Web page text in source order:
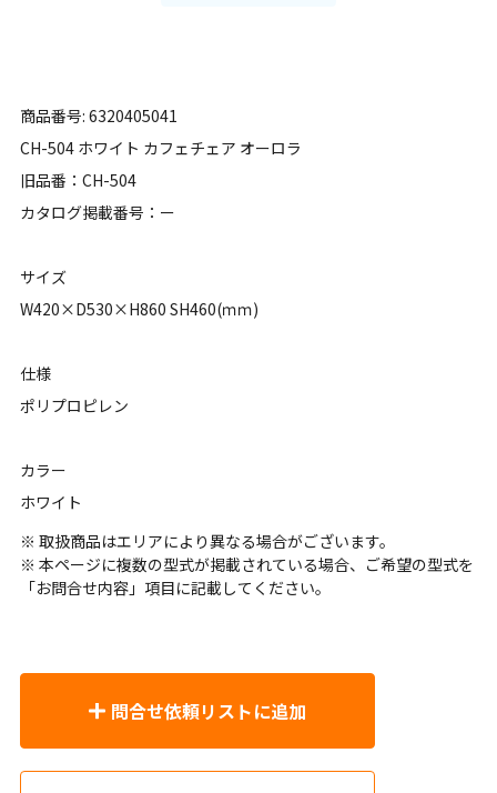
商品番号: 6320405041
CH-504 ホワイト カフェチェア オーロラ
旧品番：CH-504
カタログ掲載番号：ー
サイズ
W420×D530×H860 SH460(ｍｍ)
仕様
ポリプロピレン
カラー
ホワイト
※ 取扱商品はエリアにより異なる場合がございます。
※ 本ページに複数の型式が掲載されている場合、ご希望の型式を
「お問合せ内容」項目に記載してください。
問合せ依頼リストに追加